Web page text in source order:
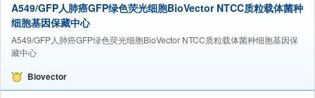
A549/GFP人肺癌GFP绿色荧光细胞BioVector NTCC质粒载体菌种
细胞基因保藏中心
A549/GFP人肺癌GFP绿色荧光细胞BioVector NTCC质粒载体菌种细胞基因保
藏中心
Biovector